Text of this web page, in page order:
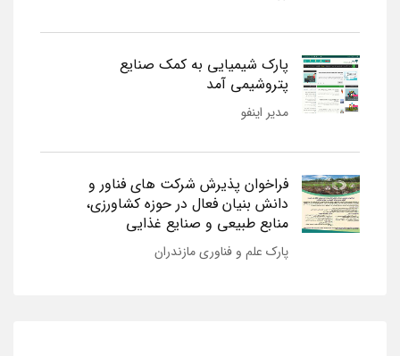
پارک شیمیایی به کمک صنایع
پتروشیمی آمد
مدیر اینفو
فراخوان پذیرش شرکت های فناور و
دانش بنیان فعال در حوزه کشاورزی،
منابع طبیعی و صنایع غذایی
پارک علم و فناوری مازندران